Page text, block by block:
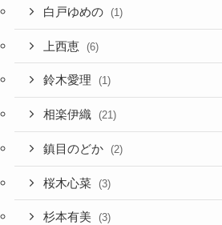
白戸ゆめの (1)
上西恵 (6)
鈴木愛理 (1)
相楽伊織 (21)
鎮目のどか (2)
桜木心菜 (3)
杉本有美 (3)